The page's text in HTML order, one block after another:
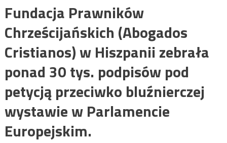
Fundacja Prawników
Chrześcijańskich (Abogados
Cristianos) w Hiszpanii zebrała
ponad 30 tys. podpisów pod
petycją przeciwko bluźnierczej
wystawie w Parlamencie
Europejskim.